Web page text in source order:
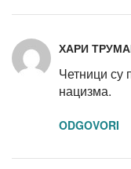
ХАРИ
Четници су
нацизма.
ODGOVORI